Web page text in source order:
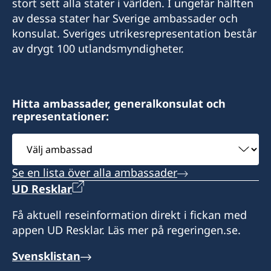
carl.widell@consulateofswedencluj.org
Sveriges honorärkonsulat / Consulate of
Expeditionstid:
måndag-fredag. Ring för tidsbokning.
Honorärkonsul
Carl Widell
av dessa stater har Sverige ambassader och
konsulat. Sveriges utrikesrepresentation består
av drygt 100 utlandsmyndigheter.
Hitta ambassader, generalkonsulat och
representationer:
Välj
ambassad
Se en lista över alla ambassader
UD Resklar
Få aktuell reseinformation direkt i fickan med
appen UD Resklar. Läs mer på regeringen.se.
Svensklistan